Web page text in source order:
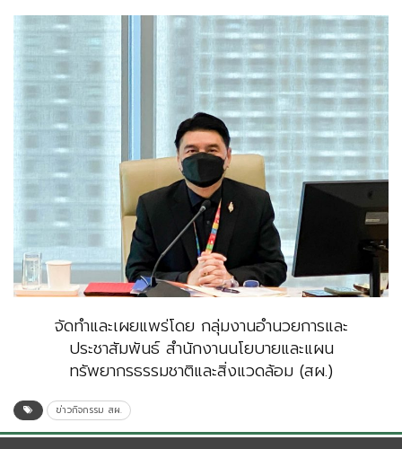
จัดทำและเผยแพร่โดย กลุ่มงานอำนวยการและ
ประชาสัมพันธ์ สำนักงานนโยบายและแผน
ทรัพยากรธรรมชาติและสิ่งแวดล้อม (สผ.)
ข่าวกิจกรรม สผ.